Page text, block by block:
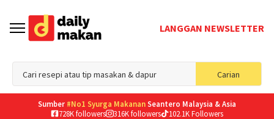
LANGGAN NEWSLETTER
Carian
for:
Sumber #No1 Syurga MakananSeantero Malaysia & Asia
728K followers
316K followers 102.1K Followers